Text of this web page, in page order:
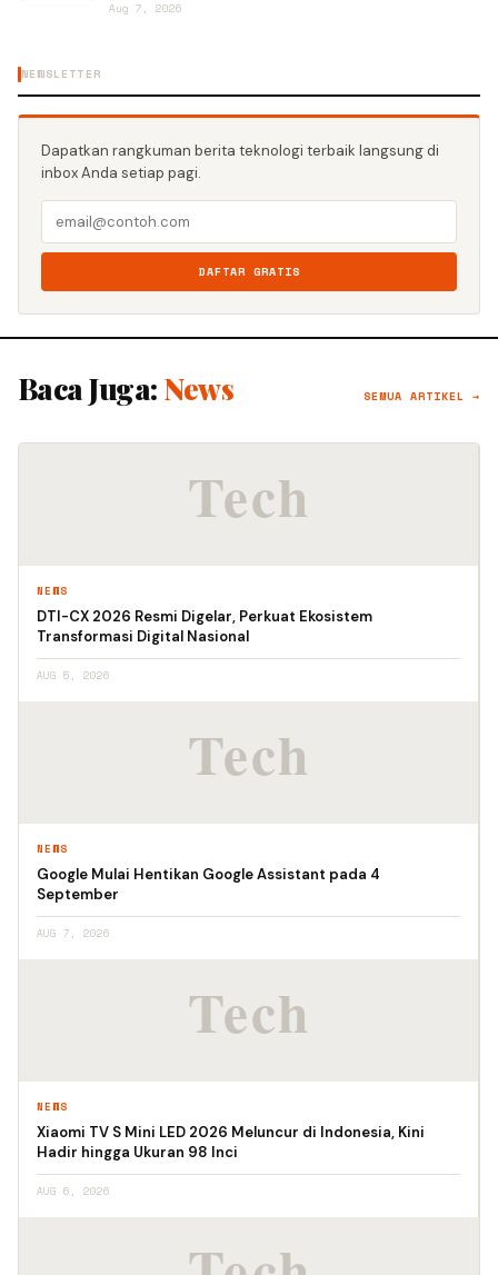
Aug 7, 2026
NEWSLETTER
Dapatkan rangkuman berita teknologi terbaik langsung di
inbox Anda setiap pagi.
DAFTAR GRATIS
Baca Juga: News SEMUA ARTIKEL →
NEWS
DTI-CX 2026 Resmi Digelar, Perkuat Ekosistem
Transformasi Digital Nasional
AUG 5, 2026
NEWS
Google Mulai Hentikan Google Assistant pada 4
September
AUG 7, 2026
NEWS
Xiaomi TV S Mini LED 2026 Meluncur di Indonesia, Kini
Hadir hingga Ukuran 98 Inci
AUG 6, 2026